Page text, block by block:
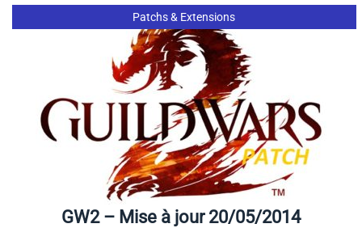
Patchs & Extensions
GW2 – Mise à jour 20/05/2014